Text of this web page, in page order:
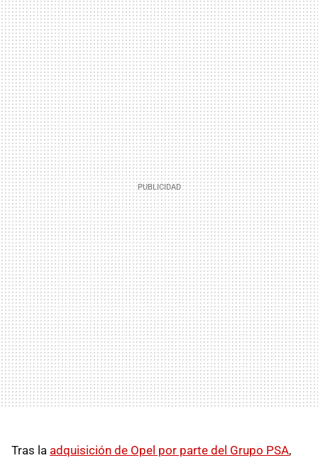
Tras la adquisición de Opel por parte del Grupo PSA,